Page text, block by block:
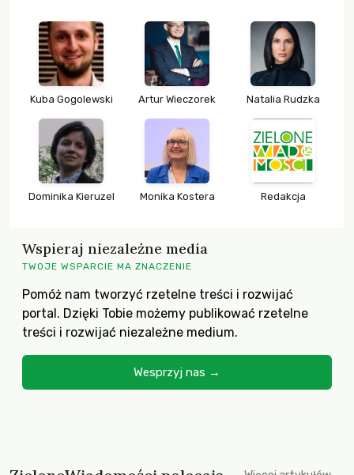
Kuba Gogolewski Artur Wieczorek Natalia Rudzka
Dominika Kieruzel Monika Kostera Redakcja
Wspieraj niezależne media
TWOJE WSPARCIE MA ZNACZENIE
Pomóż nam tworzyć rzetelne treści i rozwijać
portal. Dzięki Tobie możemy publikować rzetelne
treści i rozwijać niezależne medium.
Wesprzyj nas →